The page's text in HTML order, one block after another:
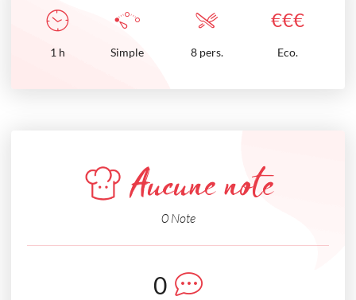
€€€
1 h Simple 8 pers. Eco.
Aucune note
0 Note
0